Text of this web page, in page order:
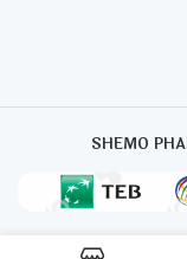
SHEMO